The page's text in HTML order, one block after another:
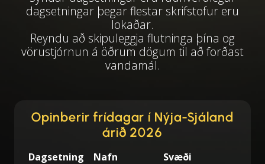
dagsetningar þegar flestar skrifstofur eru
lokaðar.
Reyndu að skipuleggja flutninga þína og
vörustjórnun á öðrum dögum til að forðast
vandamál.
Opinberir frídagar í Nýja-Sjáland
árið 2026
Dagsetning Nafn
Svæði